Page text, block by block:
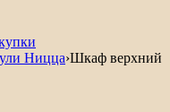
Ницца›Шкаф верхний